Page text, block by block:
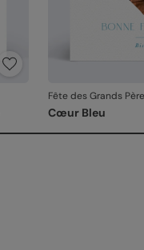
Fête des Grands
Cœur Bleu